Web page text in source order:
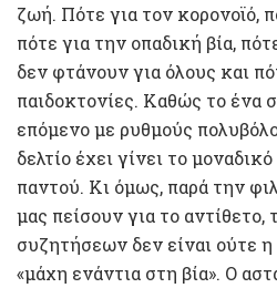
ζωή. Πότε για τον κορονοϊό,
πότε για την οπαδική βία,
δεν φτάνουν για όλους και
παιδοκτονίες. Καθώς το ένα
επόµενο µε ρυθµούς
δελτίο έχει γίνει το
παντού. Κι όµως, παρά την
µας πείσουν για το
συζητήσεων δεν είναι ούτε
«µάχη ενάντια στη βία». Ο